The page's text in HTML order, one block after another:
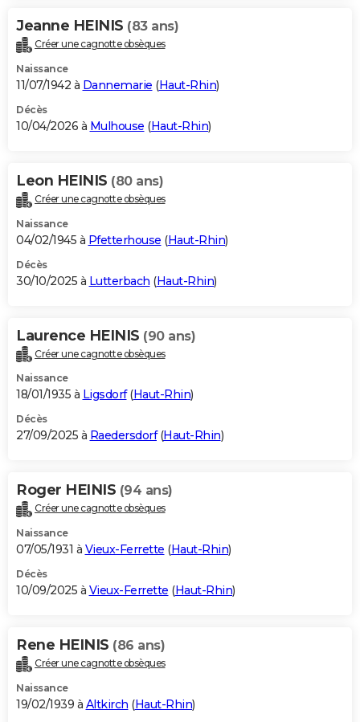
Bricolage
Lifestyle
Culture
Sport
Auto
Television
Voyage
Cinema
Jeanne HEINIS (83 ans)
Créer une cagnotte obsèques
Naissance
11/07/1942 à Dannemarie (Haut-Rhin)
Décès
10/04/2026 à Mulhouse (Haut-Rhin)
Leon HEINIS (80 ans)
Créer une cagnotte obsèques
Naissance
04/02/1945 à Pfetterhouse (Haut-Rhin)
Décès
30/10/2025 à Lutterbach (Haut-Rhin)
Laurence HEINIS (90 ans)
Créer une cagnotte obsèques
Naissance
18/01/1935 à Ligsdorf(Haut-Rhin)
Décès
27/09/2025 à Raedersdorf(Haut-Rhin)
Roger HEINIS (94 ans)
Créer une cagnotte obsèques
Naissance
07/05/1931 à Vieux-Ferrette (Haut-Rhin)
Décès
10/09/2025 à Vieux-Ferrette (Haut-Rhin)
Rene HEINIS (86 ans)
Créer une cagnotte obsèques
Naissance
19/02/1939 à Altkirch (Haut-Rhin)